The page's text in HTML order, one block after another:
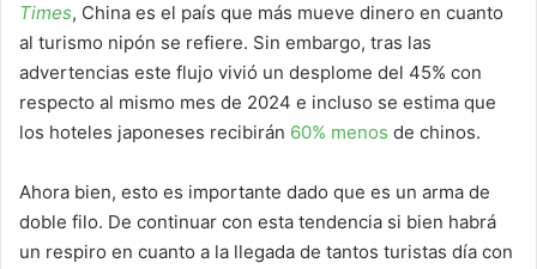
Times, China es el país que más mueve dinero en cuanto
al turismo nipón se refiere. Sin embargo, tras las
advertencias este flujo vivió un desplome del 45% con
respecto al mismo mes de 2024 e incluso se estima que
los hoteles japoneses recibirán 60% menos de chinos.
Ahora bien, esto es importante dado que es un arma de
doble filo. De continuar con esta tendencia si bien habrá
un respiro en cuanto a la llegada de tantos turistas día con